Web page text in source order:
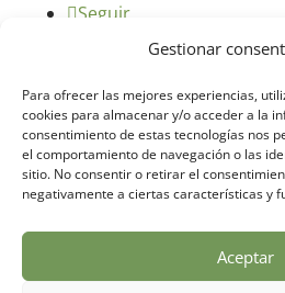
Gestionar
Para ofrecer las mejores experiencias,
cookies para almacenar y/o acceder a la
consentimiento de estas tecnologías nos
el comportamiento de navegación o las
sitio. No consentir o retirar el
negativamente a ciertas características y
Aceptar
Seguir